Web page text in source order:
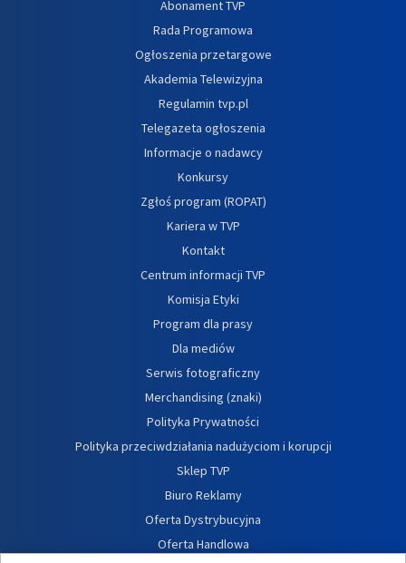
Abonament TVP
Rada Programowa
Ogłoszenia przetargowe
Akademia Telewizyjna
Regulamin tvp.pl
Telegazeta ogłoszenia
Informacje o nadawcy
Konkursy
Zgłoś program (ROPAT)
Kariera w TVP
Kontakt
Centrum informacji TVP
Komisja Etyki
Program dla prasy
Dla mediów
Serwis fotograficzny
Merchandising (znaki)
Polityka Prywatności
Polityka przeciwdziałania nadużyciom i korupcji
Sklep TVP
Biuro Reklamy
Oferta Dystrybucyjna
Oferta Handlowa